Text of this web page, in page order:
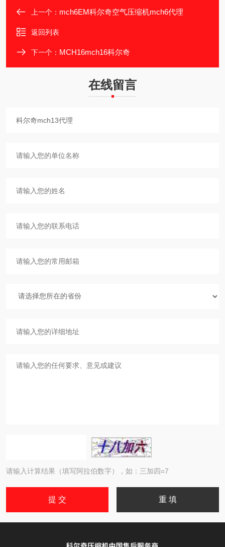
上一个： mch6EM科尔奇空气压缩机mch6代理
返回列表
下一个： MCH16mch16科尔奇
在线留言
请输入计算结果（填写阿拉伯数字），如：三加四=7